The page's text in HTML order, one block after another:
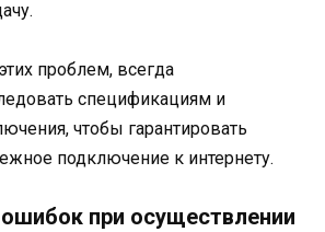
проблем, всегда
спецификациям и
чтобы гарантировать
подключение к интернету.
при осуществлении